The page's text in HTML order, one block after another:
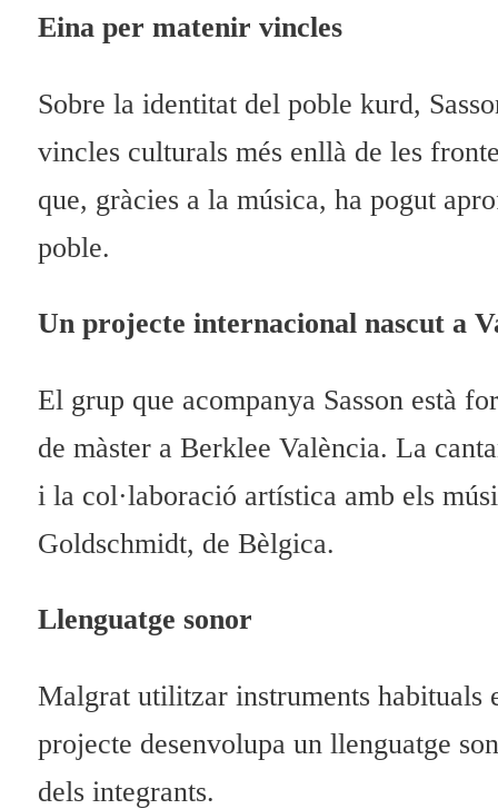
Eina per matenir vincles
Sobre la identitat del poble kurd,
vincles culturals més enllà de les
que, gràcies a la música, ha pogut
poble.
Un projecte internacional nascut a
El grup que acompanya Sasson està
de màster a Berklee València. La
i la col·laboració artística amb els
Goldschmidt, de Bèlgica.
Llenguatge sonor
Malgrat utilitzar instruments habituals
projecte desenvolupa un llenguatge
dels integrants.